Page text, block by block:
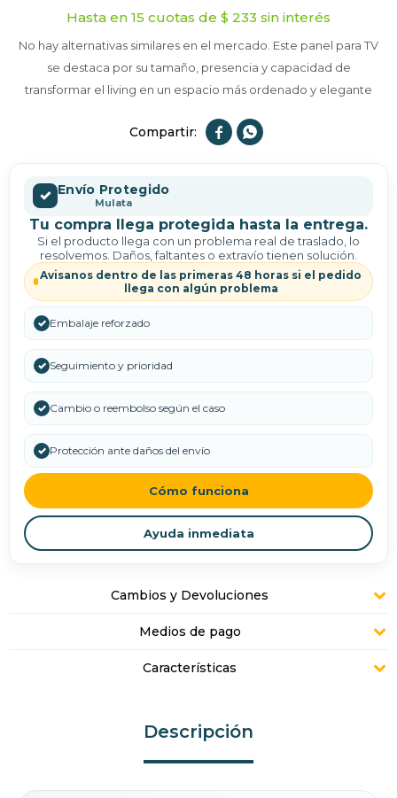
Hasta en 15 cuotas de $ 233 sin interés
No hay alternativas similares en el mercado. Este panel para TV
se destaca por su tamaño, presencia y capacidad de
transformar el living en un espacio más ordenado y elegante
 
✓ Envío Protegido
Mulata
Tu compra llega protegida hasta la entrega.
Si el producto llega con un problema real de traslado, lo
resolvemos. Daños, faltantes o extravío tienen solución.
Avisanos dentro de las primeras 48 horas si el pedido
llega con algún problema
✓ Embalaje reforzado
✓ Seguimiento y prioridad
✓ Cambio o reembolso según el caso
✓ Protección ante daños del envío
Cómo funciona
Ayuda inmediata
Cambios y Devoluciones
Medios de pago
Características
Descripción